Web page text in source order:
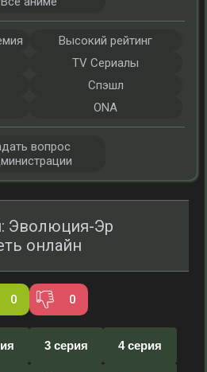
Эволюция-Эр
онлайн
0 0
3 серия 4 серия
Высокий рейтинг
TV Сериалы
Спэшл
ONA
вопрос